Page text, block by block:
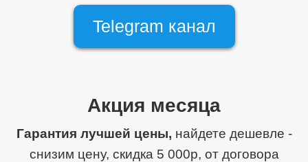
Telegram канал
Акция месяца
Гарантия лучшей цены, найдете дешевле -
снизим цену, скидка 5 000р, от договора